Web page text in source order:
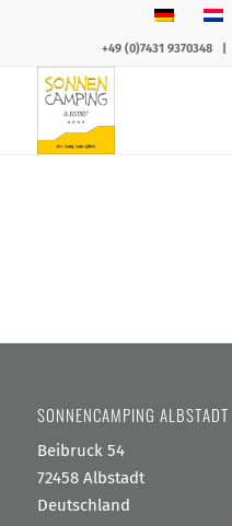
+49 (0)7431 9370348|
SONNENCAMPING ALBSTADT
Beibruck 54
72458 Albstadt
Deutschland